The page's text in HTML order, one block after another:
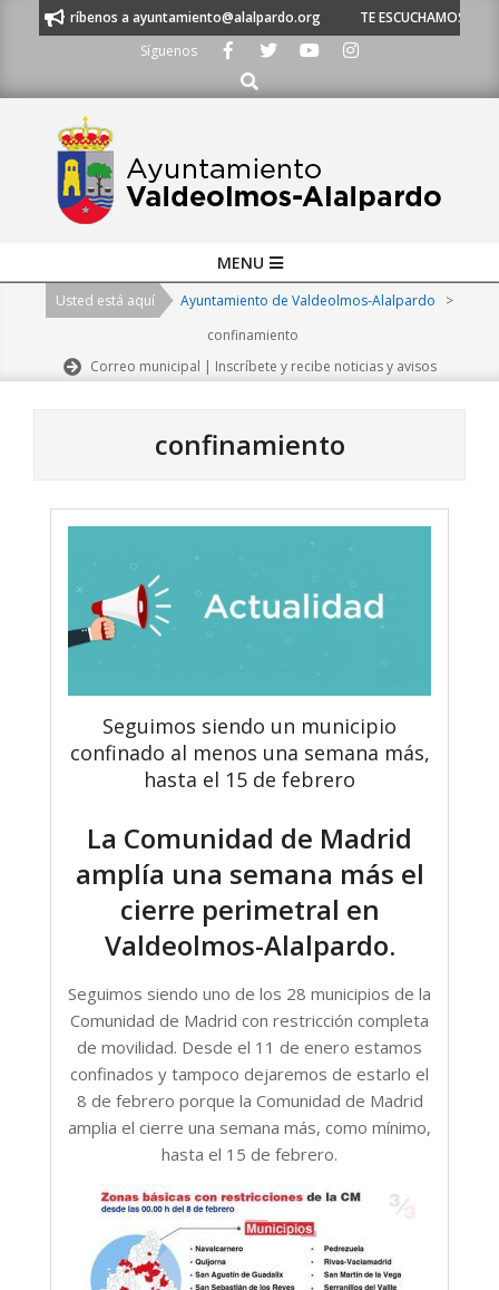
a ayuntamiento@alalpardo.org
TE ESCUCHAMOS - Llámanos
Síguenos
Buscar
Navigation
MENU
Usted está aquí Ayuntamiento de Valdeolmos-Alalpardo
>
confinamiento
Correo municipal | Inscríbete y recibe noticias y avisos
confinamiento
Seguimos siendo un municipio
confinado al menos una semana más,
hasta el 15 de febrero
La Comunidad de Madrid
amplía una semana más el
cierre perimetral en
Valdeolmos-Alalpardo.
Seguimos siendo uno de los 28 municipios de la
Comunidad de Madrid con restricción completa
de movilidad. Desde el 11 de enero estamos
confinados y tampoco dejaremos de estarlo el
8 de febrero porque la Comunidad de Madrid
amplia el cierre una semana más, como mínimo,
hasta el 15 de febrero.